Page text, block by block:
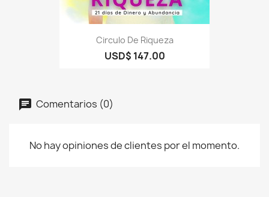
Circulo De Riqueza
USD$ 147.00
Comentarios (0)
No hay opiniones de clientes por el momento.